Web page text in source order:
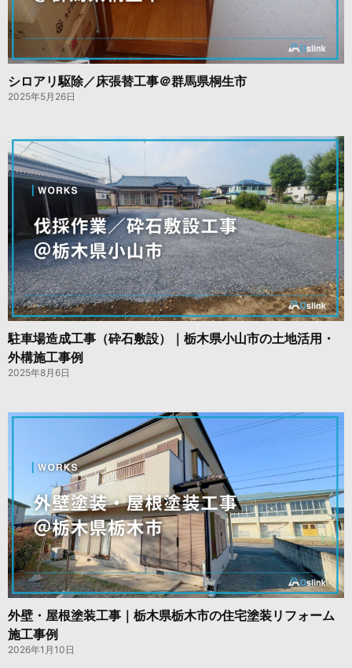
シロアリ駆除／床張替工事＠群馬県桐生市
2025年5月26日
駐車場造成工事（砕石敷設）｜栃木県小山市の土地活用・
外構施工事例
2025年8月6日
外壁・屋根塗装工事｜栃木県栃木市の住宅塗装リフォーム
施工事例
2026年1月10日